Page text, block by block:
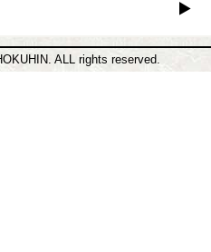
ALL rights reserved.